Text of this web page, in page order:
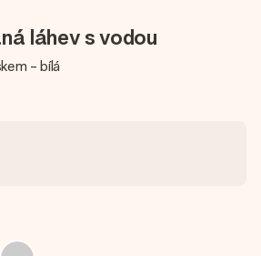
láhev s vodou
- bílá